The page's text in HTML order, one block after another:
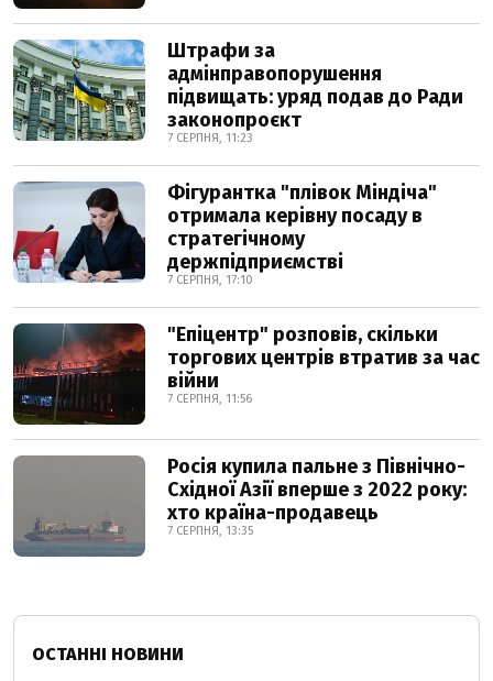
Штрафи за
адмінправопорушення
підвищать: уряд подав до Ради
законопроєкт
7 СЕРПНЯ, 11:23
Фігурантка "плівок Міндіча"
отримала керівну посаду в
стратегічному
держпідприємстві
7 СЕРПНЯ, 17:10
"Епіцентр" розповів, скільки
торгових центрів втратив за час
війни
7 СЕРПНЯ, 11:56
Росія купила пальне з Північно-
Східної Азії вперше з 2022 року:
хто країна-продавець
7 СЕРПНЯ, 13:35
ОСТАННІ НОВИНИ